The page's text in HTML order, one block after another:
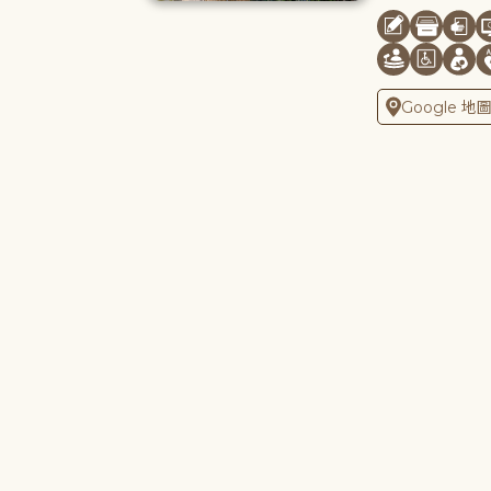
Google 地